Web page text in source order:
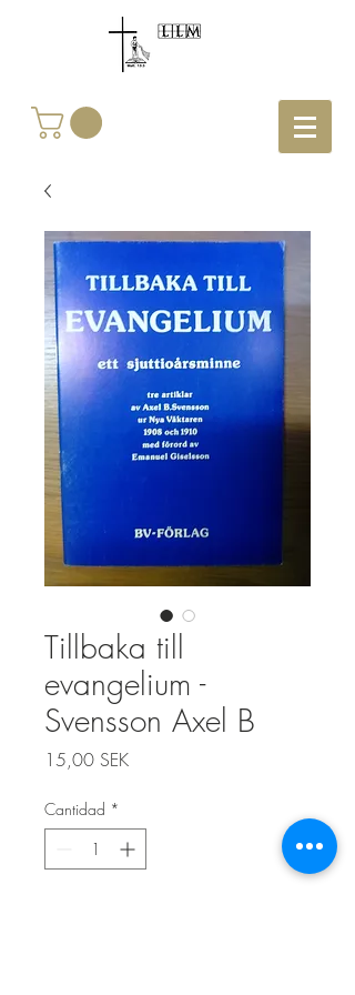
Tillbaka till
evangelium -
Svensson Axel B
15,00 SEKPrecio
Cantidad *